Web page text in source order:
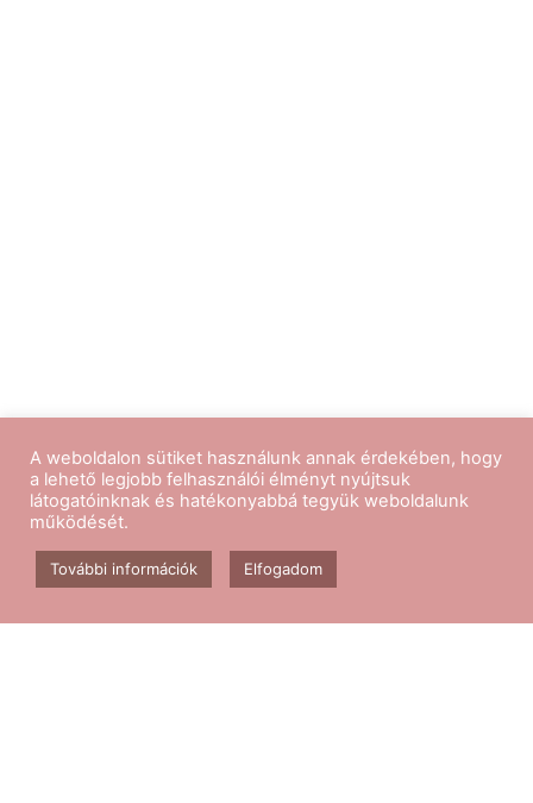
Kövess minket
A weboldalon sütiket használunk annak érdekében, hogy
a lehető legjobb felhasználói élményt nyújtsuk
látogatóinknak és hatékonyabbá tegyük weboldalunk
működését.
További információk Elfogadom